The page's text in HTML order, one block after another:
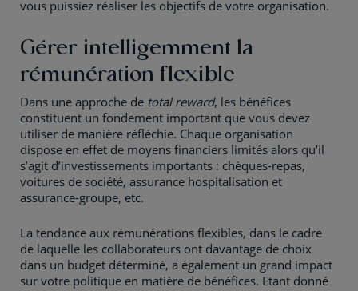
vous puissiez réaliser les objectifs de votre organisation.
Gérer intelligemment la
rémunération flexible
Dans une approche de total reward, les bénéfices
constituent un fondement important que vous devez
utiliser de manière réfléchie. Chaque organisation
dispose en effet de moyens financiers limités alors qu’il
s’agit d’investissements importants : chèques-repas,
voitures de société, assurance hospitalisation et
assurance-groupe, etc.
La tendance aux rémunérations flexibles, dans le cadre
de laquelle les collaborateurs ont davantage de choix
dans un budget déterminé, a également un grand impact
sur votre politique en matière de bénéfices. Etant donné